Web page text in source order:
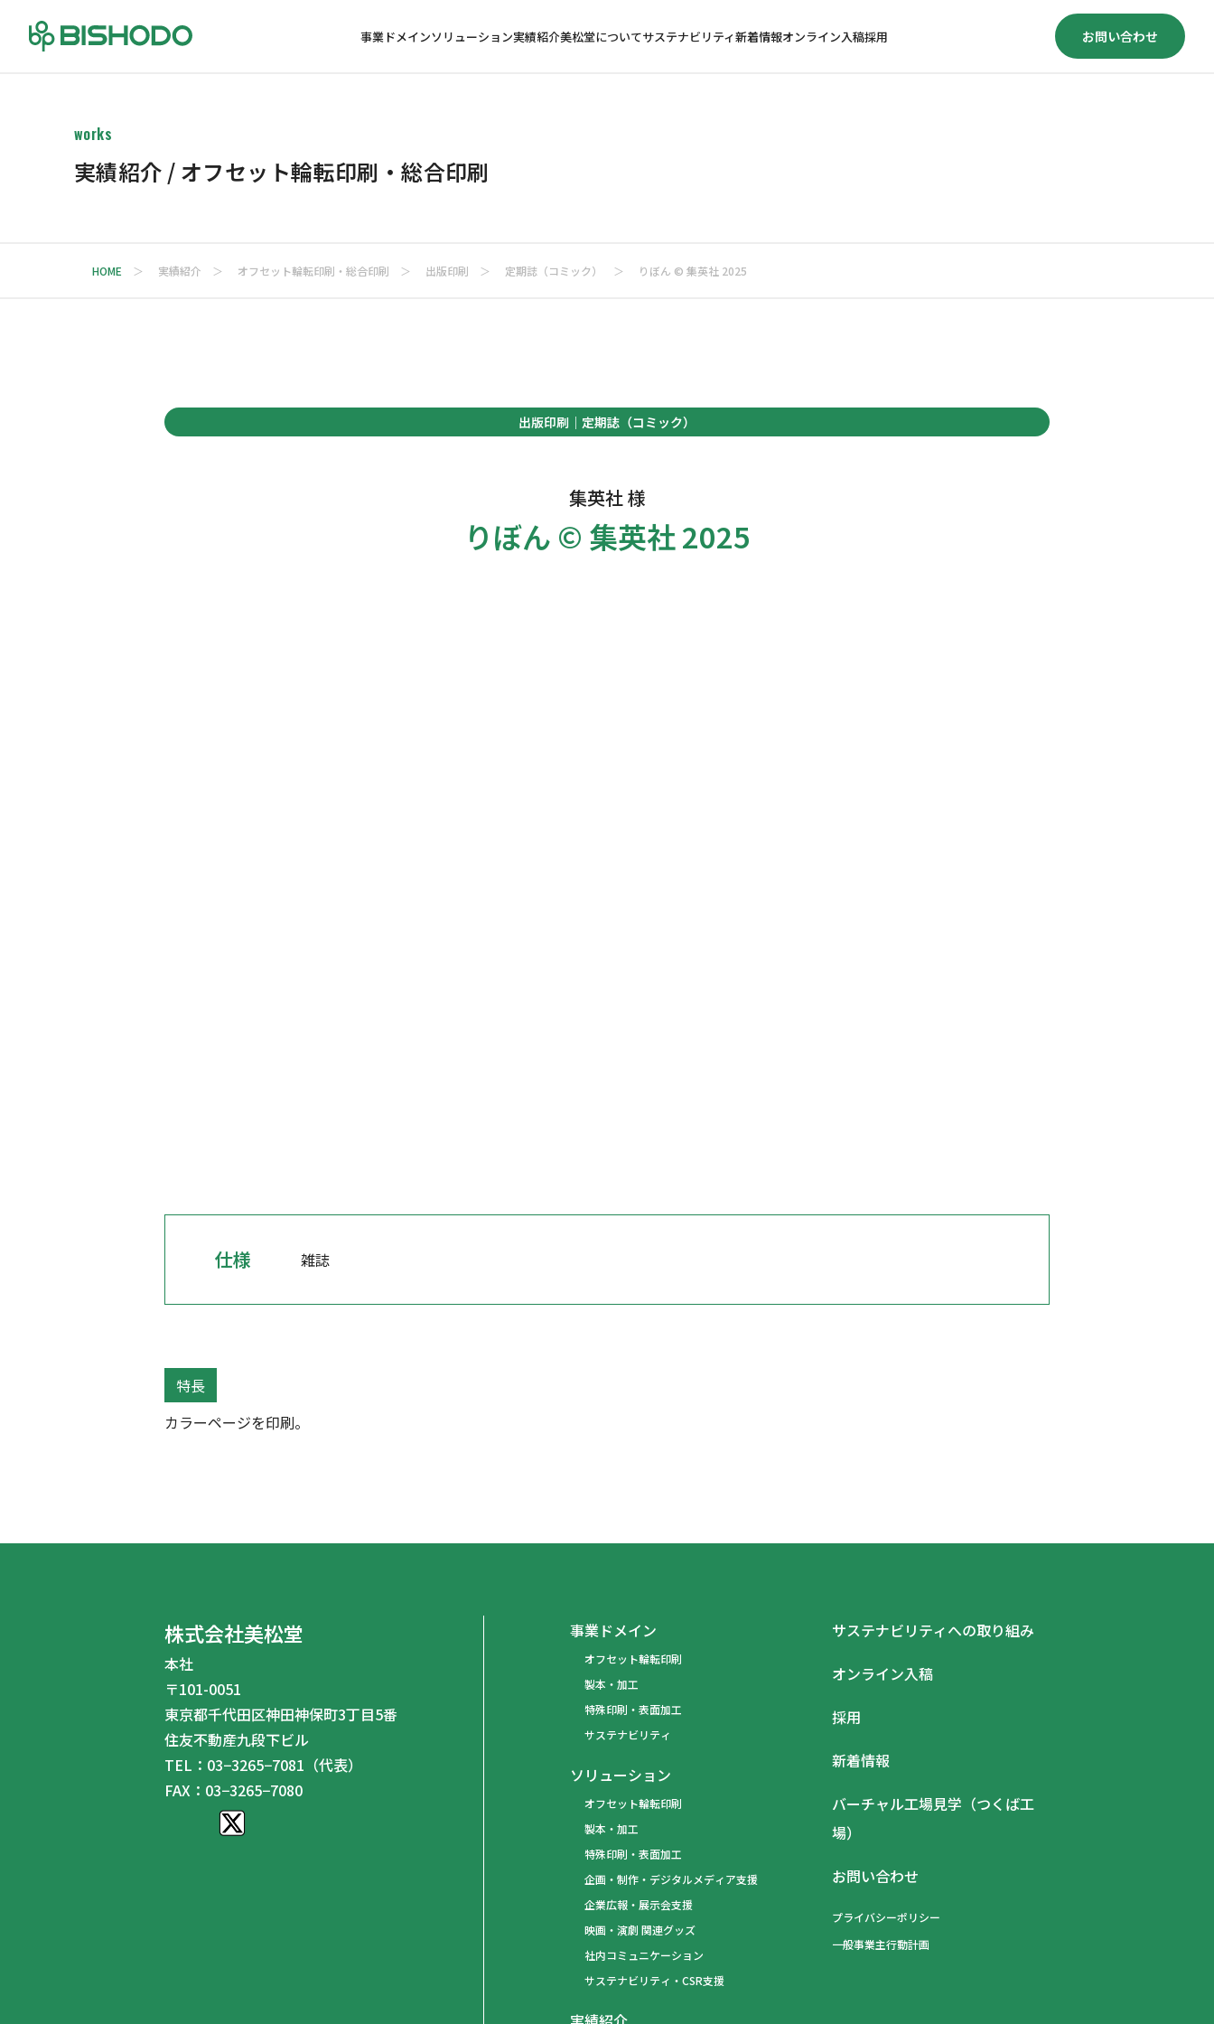
事業ドメインソリューション実績紹介美松堂についてサステナビリティ新着情報オンライン入稿採用 お問い合わせ
works
実績紹介 / オフセット輪転印刷・総合印刷
HOME 実績紹介 オフセット輪転印刷・総合印刷 出版印刷 定期誌（コミック） りぼん © 集英社 2025
出版印刷｜定期誌（コミック）
集英社 様
りぼん © 集英社 2025
仕様 雑誌
特長
カラーページを印刷。
株式会社美松堂
本社
〒101-0051
東京都千代田区神田神保町3丁目5番
住友不動産九段下ビル
TEL：03−3265−7081（代表）
FAX：03−3265−7080
事業ドメイン
オフセット輪転印刷
製本・加工
特殊印刷・表面加工
サステナビリティ
ソリューション
オフセット輪転印刷
製本・加工
特殊印刷・表面加工
企画・制作・デジタルメディア支援
企業広報・展示会支援
映画・演劇 関連グッズ
社内コミュニケーション
サステナビリティ・CSR支援
サステナビリティへの取り組み
オンライン入稿
採用
新着情報
バーチャル工場見学（つくば工
場）
お問い合わせ
プライバシーポリシー
一般事業主行動計画